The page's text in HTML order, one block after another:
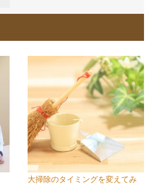
大掃除のタイミングを変えてみ